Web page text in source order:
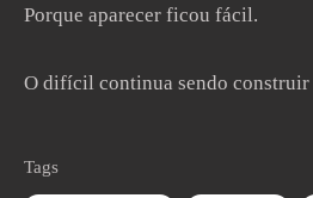
Porque aparecer ficou fácil.
O difícil continua sendo construir
Tags